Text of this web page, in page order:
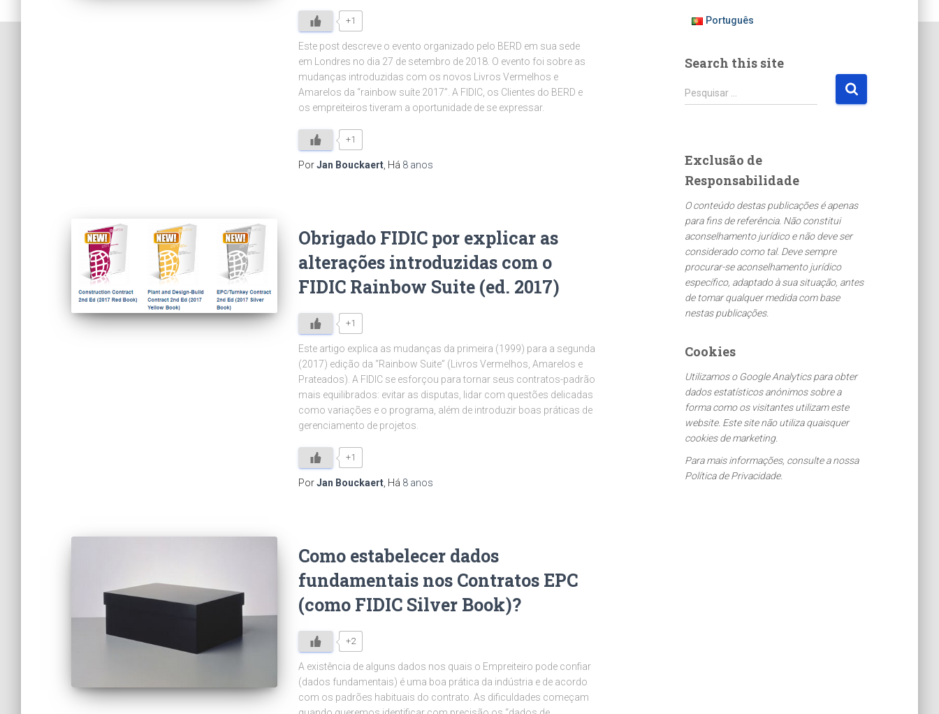
+1
Este post descreve o evento organizado pelo BERD em sua sede
em Londres no dia 27 de setembro de 2018. O evento foi sobre as
mudanças introduzidas com os novos Livros Vermelhos e
Amarelos da “rainbow suíte 2017”. A FIDIC, os Clientes do BERD e
os empreiteiros tiveram a oportunidade de se expressar.
+1
PorJan Bouckaert , Há 8 anos
Obrigado FIDIC por explicar as
alterações introduzidas com o
FIDIC Rainbow Suite (ed. 2017)
+1
Este artigo explica as mudanças da primeira (1999) para a segunda
(2017) edição da “Rainbow Suite” (Livros Vermelhos, Amarelos e
Prateados). A FIDIC se esforçou para tornar seus contratos-padrão
mais equilibrados: evitar as disputas, lidar com questões delicadas
como variações e o programa, além de introduzir boas práticas de
gerenciamento de projetos.
+1
PorJan Bouckaert , Há 8 anos
Como estabelecer dados
fundamentais nos Contratos EPC
(como FIDIC Silver Book)?
+2
A existência de alguns dados nos quais o Empreiteiro pode confiar
(dados fundamentais) é uma boa prática da indústria e de acordo
com os padrões habituais do contrato. As dificuldades começam
Português
Search this site
P
e
i
s
r
p
o
r
:
Pesquisar …
Exclusão de
Responsabilidade
O conteúdo destas publicações é apenas
para fins de referência. Não constitui
aconselhamento jurídico e não deve ser
considerado como tal. Deve sempre
procurar-se aconselhamento jurídico
específico, adaptado à sua situação, antes
de tomar qualquer medida com base
nestas publicações.
Cookies
Utilizamos o Google Analytics para obter
dados estatísticos anónimos sobre a
forma como os visitantes utilizam este
website. Este site não utiliza quaisquer
cookies de marketing.
Para mais informações, consulte a nossa
Política de Privacidade.